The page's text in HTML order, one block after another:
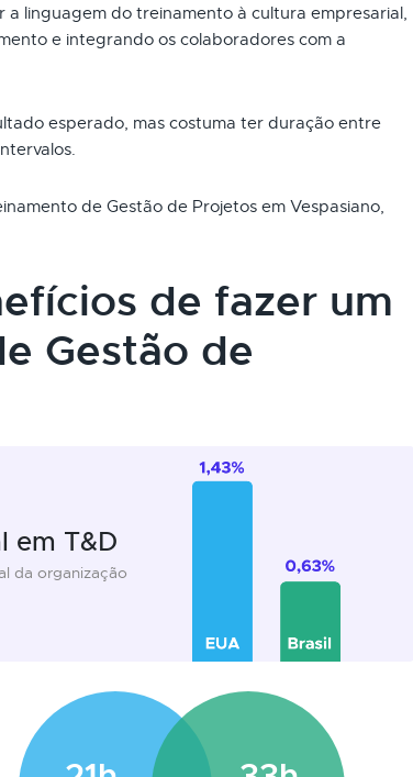
linguagem do treinamento à cultura empresarial,
e integrando os colaboradores com a
esperado, mas costuma ter duração entre
de Gestão de Projetos em Vespasiano,
de fazer um
Gestão de
em T&D
da organização